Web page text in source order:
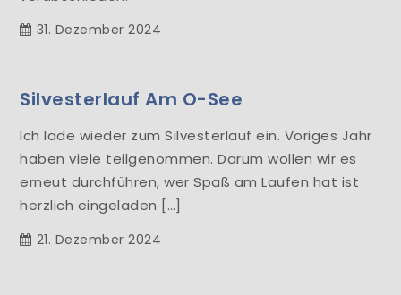
31. Dezember 2024
Silvesterlauf Am O-See
Ich lade wieder zum Silvesterlauf ein. Voriges Jahr
haben viele teilgenommen. Darum wollen wir es
erneut durchführen, wer Spaß am Laufen hat ist
herzlich eingeladen […]
21. Dezember 2024